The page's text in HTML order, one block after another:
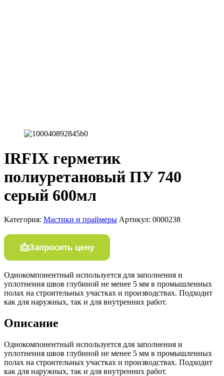
IRFIX герметик
полиуретановый ПУ 740
серый 600мл
Категория: Мастики и праймеры Артикул: 0000238
Запросить цену
Однокомпонентный используется для заполнения и
уплотнения швов глубиной не менее 5 мм в промышленных
полах на строительных участках и производствах. Подходит
как для наружных, так и для внутренних работ.
Описание
Однокомпонентный используется для заполнения и
уплотнения швов глубиной не менее 5 мм в промышленных
полах на строительных участках и производствах. Подходит
как для наружных, так и для внутренних работ.